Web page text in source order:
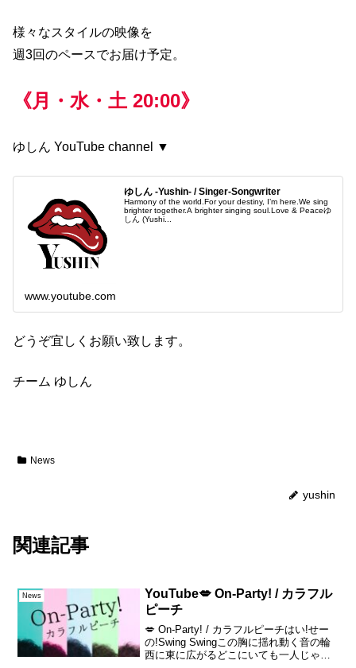
様々なスタイルの映像を
週3回のペースでお届け予定。
《月・水・土 20:00》
ゆしん YouTube channel ▼
ゆしん -Yushin- / Singer-Songwriter
Harmony of the world.For your destiny, I’m here.We sing
brighter together.A brighter singing soul.Love & Peaceゆ
しん (Yushi...
www.youtube.com
どうぞ宜しくお願い致します。
チーム ゆしん
News
yushin
関連記事
News
YouTube💋 On-Party! / カラフル
ピーチ
💋 On-Party! / カラフルピーチはい!せー
の!Swing Swingこの胸に揺れ動く音の輪
西に東に広がるどこにいても一人じゃな